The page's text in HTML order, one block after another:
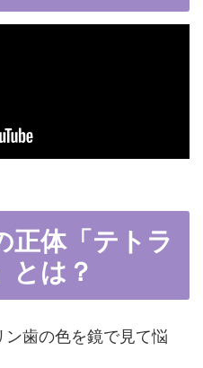
正体「テトラ
とは？